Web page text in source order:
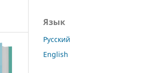
Язык
Русский
English